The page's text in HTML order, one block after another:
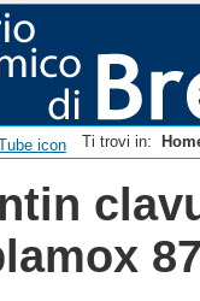
Ti trovi in: